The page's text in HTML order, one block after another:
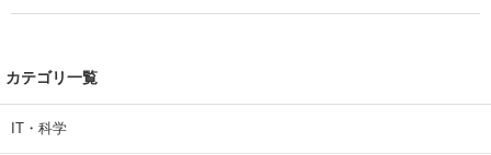
| 大学 ねとらぼリサーチ
カテゴリ一覧
IT・科学